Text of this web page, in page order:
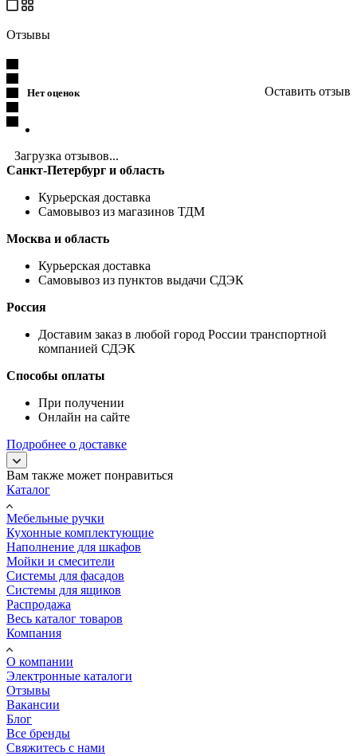
Отзывы
Нет оценок Оставить отзыв
Загрузка отзывов...
Санкт-Петербург и область
Курьерская доставка
Самовывоз из магазинов ТДМ
Москва и область
Курьерская доставка
Самовывоз из пунктов выдачи СДЭК
Россия
Доставим заказ в любой город России транспортной
компанией СДЭК
Способы оплаты
При получении
Онлайн на сайте
Подробнее о доставке
Вам также может понравиться
Каталог
Мебельные ручки
Кухонные комплектующие
Наполнение для шкафов
Мойки и смесители
Системы для фасадов
Системы для ящиков
Распродажа
Весь каталог товаров
Компания
О компании
Электронные каталоги
Отзывы
Вакансии
Блог
Все бренды
Свяжитесь с нами